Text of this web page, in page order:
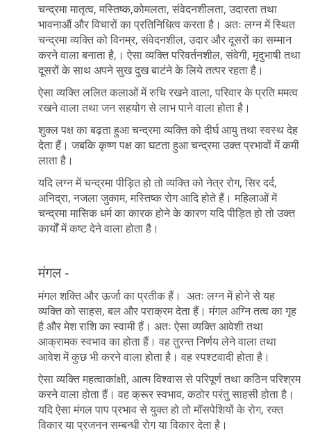
चन्द्रमा मातृत्व, मस्तिष्क,कोमलता, संवेदनशीलता, उदारता तथा
भावनाऔं और विचारों का प्रतिनिधित्व करता है। अतः लग्न में स्थित
चन्द्रमा व्यक्ति को विनम्र, संवेदनशील, उदार और दूसरों का सम्मान
करने वाला बनाता है,। ऐसा व्यक्ति परिवर्तनशील, संवेगी, मृदुभाषी तथा
दूसरों के साथ अपने सुख दुख बाटंने के लिये तत्पर रहता है।
ऐसा व्यक्ति ललित कलाओं में रुचि रखने वाला, परिवार के प्रति ममत्व
रखने वाला तथा जन सहयोग से लाभ पाने वाला होता है।
शुक्ल पक्ष का बढ़ता हुआ चन्द्रमा व्यक्ति को दीर्घ आयु तथा स्वस्थ देह
देता हैं। जबकि कृष्ण पक्ष का घटता हुआ चन्द्रमा उक्त प्रभावों में कमी
लाता है।
यदि लग्न में चन्द्रमा पीड़ित हो तो व्यक्ति को नेत्र रोग, सिर दर्द,
अनिद्रा, नजला जुकाम, मस्तिष्क रोग आदि होते हैं। महिलाओं में
चन्द्रमा मासिक धर्म का कारक होने के कारण यदि पीड़ित हो तो उक्त
कार्यों में कष्ट देने वाला होता है।
मंगल -
मंगल शक्ति और ऊर्जा का प्रतीक हैं। अतः लग्न में होने से यह
व्यक्ति को साहस, बल और पराक्रम देता हैं। मंगल अग्नि तत्व का गृह
है और मेश राशि का स्वामी हैं। अतः ऐसा व्यक्ति आवेशी तथा
आक्रामक स्वभाव का होता हैं। वह तुरन्त निर्णय लेने वाला तथा
आवेश में कुछ भी करने वाला होता है। वह स्पश्टवादी होता है।
ऐसा व्यक्ति महत्वाकांक्षी, आत्म विश्वास से परिपूर्ण तथा कठिन परिश्रम
करने वाला होता हैं। वह क्रूर स्वभाव, कठोर परंतु साहसी होता है।
यदि ऐसा मंगल पाप प्रभाव से युक्त हो तो मॉसपेशियों के रोग, रक्त
विकार या प्रजनन सम्बन्धी रोग या विकार देता है।